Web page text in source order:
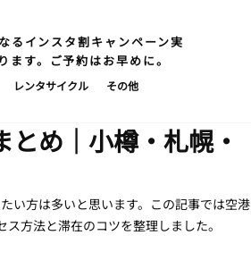
るインスタ割キャンペーン実
ます。ご予約はお早めに。
レンタサイクル その他
め｜小樽・札幌・
い方は多いと思います。この記事では空港
方法と滞在のコツを整理しました。